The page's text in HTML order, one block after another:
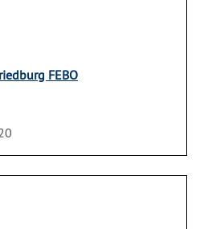
FEBO